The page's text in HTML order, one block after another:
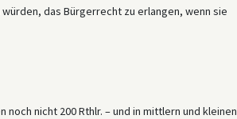
das Bürgerrecht zu erlangen, wenn sie
nicht 200 Rthlr. – und in mittlern und kleinen